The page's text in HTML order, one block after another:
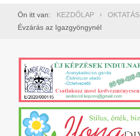
Ön itt van: KEZDŐLAP
OKTATÁS
Évzárás az Igazgyöngynél